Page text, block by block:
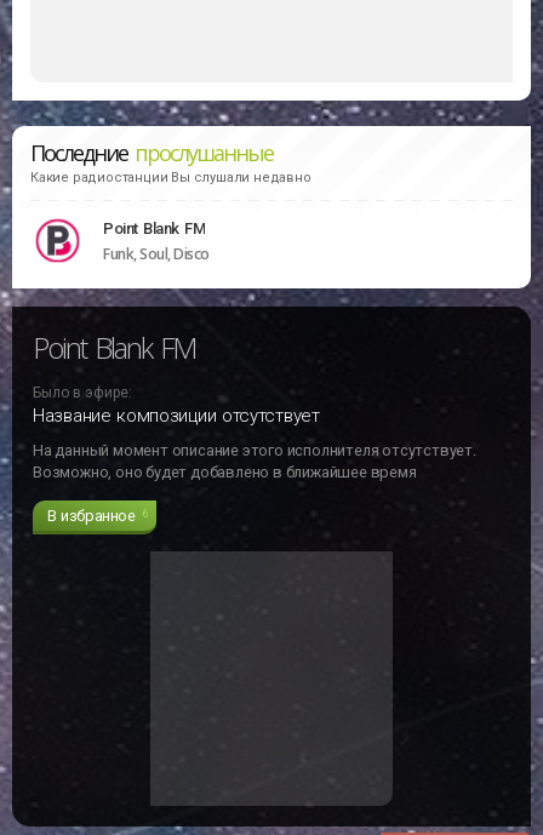
Последние прослушанные
Какие радиостанции Вы слушали недавно
Point Blank FM
Funk, Soul, Disco
Point Blank FM
Было в эфире:
Название композиции отсутствует
На данный момент описание этого исполнителя отсутствует.
Возможно, оно будет добавлено в ближайшее время
В избранное 6